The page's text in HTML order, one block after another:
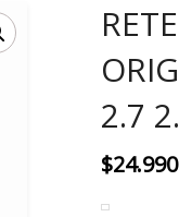
2.7
$24.990